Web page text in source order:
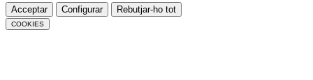
Acceptar Configurar Rebutjar-ho tot
COOKIES